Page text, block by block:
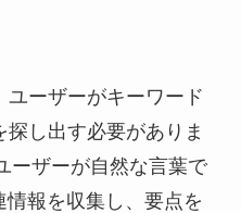
ーザーがキーワード
し出す必要がありま
ーザーが自然な言葉で
報を収集し、要点を